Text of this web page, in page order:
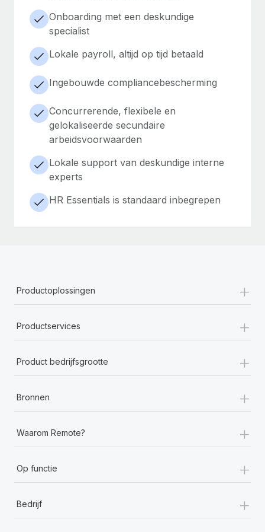
Onboarding met een deskundige
specialist
Lokale payroll, altijd op tijd betaald
Ingebouwde compliancebescherming
Concurrerende, flexibele en
gelokaliseerde secundaire
arbeidsvoorwaarden
Lokale support van deskundige interne
experts
HR Essentials is standaard inbegrepen
Productoplossingen +
Productservices +
Product bedrijfsgrootte +
Bronnen +
Waarom Remote? +
Op functie +
Bedrijf
+